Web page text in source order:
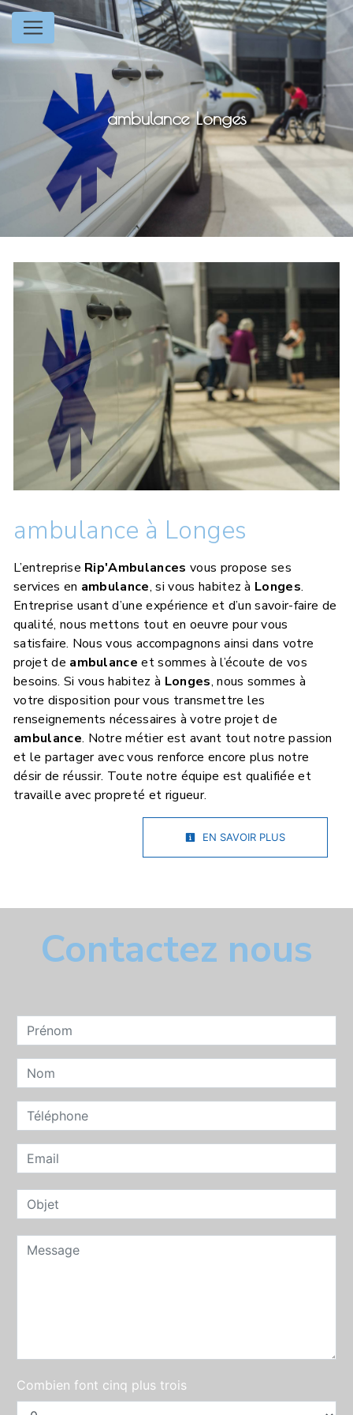
ambulance Longes
ambulance à Longes
L’entreprise Rip'Ambulances vous propose ses
services en ambulance, si vous habitez à Longes.
Entreprise usant d’une expérience et d’un savoir-faire de
qualité, nous mettons tout en oeuvre pour vous
satisfaire. Nous vous accompagnons ainsi dans votre
projet de ambulance et sommes à l’écoute de vos
besoins. Si vous habitez à Longes, nous sommes à
votre disposition pour vous transmettre les
renseignements nécessaires à votre projet de
ambulance. Notre métier est avant tout notre passion
et le partager avec vous renforce encore plus notre
désir de réussir. Toute notre équipe est qualifiée et
travaille avec propreté et rigueur.
EN SAVOIR PLUS
Contactez nous
Combien font cinq plus trois
Panneau de gestion des cookies